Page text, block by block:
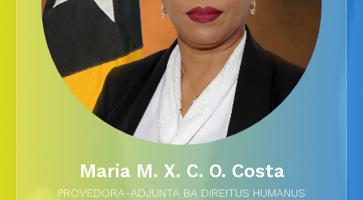
Maria M. X. C. O. Costa
PROVEDORA-ADJUNTA BA DIREITUS HUMANUS